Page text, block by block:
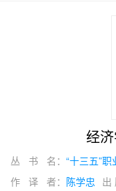
显应用，设计多层次
养学生职业岗位能力
需要，融入校企精专知
学生的教材用书，也可
经济
丛 书 名： “十三五”
作 译 者： 陈学忠 出